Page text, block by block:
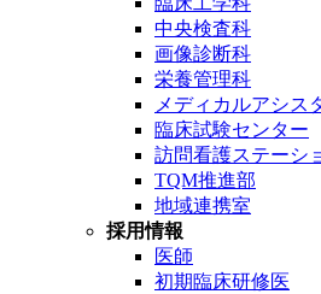
中央検査科
画像診断科
栄養管理科
メディカルアシス
臨床試験センター
訪問看護ステーシ
TQM推進部
地域連携室
採用情報
医師
初期臨床研修医